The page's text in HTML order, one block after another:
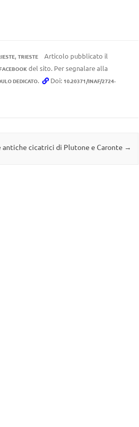
, TRIESTE
Articolo pubblicato il
del sito. Per segnalare alla
DEDICATO. Doi: 10.20371/INAF/2724-
antiche cicatrici di Plutone e Caronte →